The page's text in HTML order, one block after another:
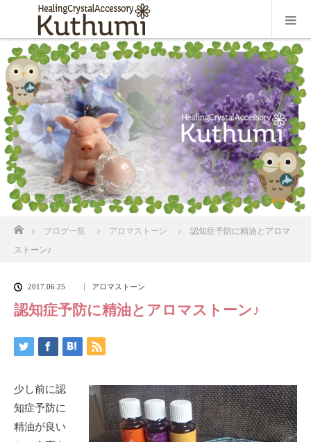
ブログ一覧 アロマストーン
認知症予防に精油とアロマ
ストーン♪
2017.06.25 アロマストーン
認知症予防に精油とアロマストーン♪
少し前に認
知症予防に
精油が良い